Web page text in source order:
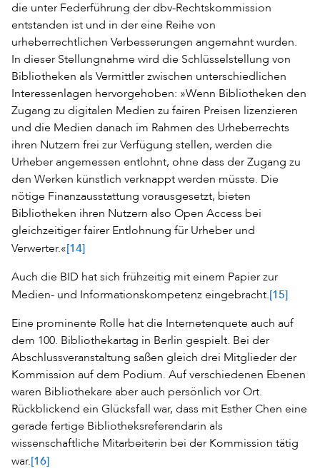
die unter Federführung der dbv-Rechtskommission
entstanden ist und in der eine Reihe von
urheberrechtlichen Verbesserungen angemahnt wurden.
In dieser Stellungnahme wird die Schlüsselstellung von
Bibliotheken als Vermittler zwischen unterschiedlichen
Interessenlagen hervorgehoben: »Wenn Bibliotheken den
Zugang zu digitalen Medien zu fairen Preisen lizenzieren
und die Medien danach im Rahmen des Urheberrechts
ihren Nutzern frei zur Verfügung stellen, werden die
Urheber angemessen entlohnt, ohne dass der Zugang zu
den Werken künstlich verknappt werden müsste. Die
nötige Finanzausstattung vorausgesetzt, bieten
Bibliotheken ihren Nutzern also Open Access bei
gleichzeitiger fairer Entlohnung für Urheber und
Verwerter.«[14]
Auch die BID hat sich frühzeitig mit einem Papier zur
Medien- und Informationskompetenz eingebracht.[15]
Eine prominente Rolle hat die Internetenquete auch auf
dem 100. Bibliothekartag in Berlin gespielt. Bei der
Abschlussveranstaltung saßen gleich drei Mitglieder der
Kommission auf dem Podium. Auf verschiedenen Ebenen
waren Bibliothekare aber auch persönlich vor Ort.
Rückblickend ein Glücksfall war, dass mit Esther Chen eine
gerade fertige Bibliotheksreferendarin als
wissenschaftliche Mitarbeiterin bei der Kommission tätig
war.[16]